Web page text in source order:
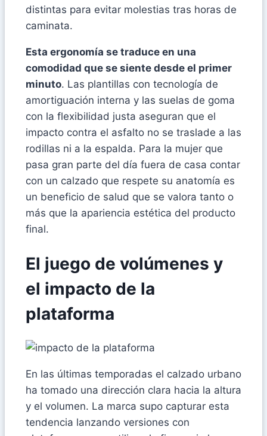
distintas para evitar molestias tras horas de
caminata.
Esta ergonomía se traduce en una
comodidad que se siente desde el primer
minuto. Las plantillas con tecnología de
amortiguación interna y las suelas de goma
con la flexibilidad justa aseguran que el
impacto contra el asfalto no se traslade a las
rodillas ni a la espalda. Para la mujer que
pasa gran parte del día fuera de casa contar
con un calzado que respete su anatomía es
un beneficio de salud que se valora tanto o
más que la apariencia estética del producto
final.
El juego de volúmenes y
el impacto de la
plataforma
En las últimas temporadas el calzado urbano
ha tomado una dirección clara hacia la altura
y el volumen. La marca supo capturar esta
tendencia lanzando versiones con